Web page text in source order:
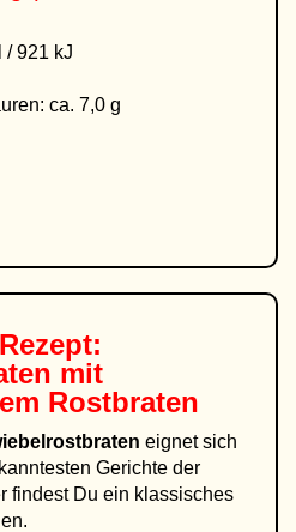
/ 921 kJ
ca. 7,0 g
mit
Rostbraten
eignet sich
Gerichte der
findest Du ein klassisches